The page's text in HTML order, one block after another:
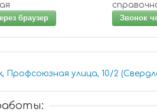
браузер
Звонок
Профсоюзная улица, 10/2